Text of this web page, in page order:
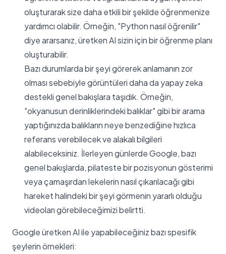
oluşturarak size daha etkili bir şekilde öğrenmenize
yardımcı olabilir. Örneğin, "Python nasıl öğrenilir"
diye ararsanız, üretken AI sizin için bir öğrenme planı
oluşturabilir.
Bazı durumlarda bir şeyi görerek anlamanın zor
olması sebebiyle görüntüleri daha da yapay zeka
destekli genel bakışlara taşıdık. Örneğin,
"okyanusun derinliklerindeki balıklar" gibi bir arama
yaptığınızda balıkların neye benzediğine hızlıca
referans verebilecek ve alakalı bilgileri
alabileceksiniz. İlerleyen günlerde Google, bazı
genel bakışlarda, pilateste bir pozisyonun gösterimi
veya çamaşırdan lekelerin nasıl çıkarılacağı gibi
hareket halindeki bir şeyi görmenin yararlı olduğu
videoları görebileceğimizi belirtti.
Google üretken AI ile yapabileceğiniz bazı spesifik
şeylerin örnekleri: